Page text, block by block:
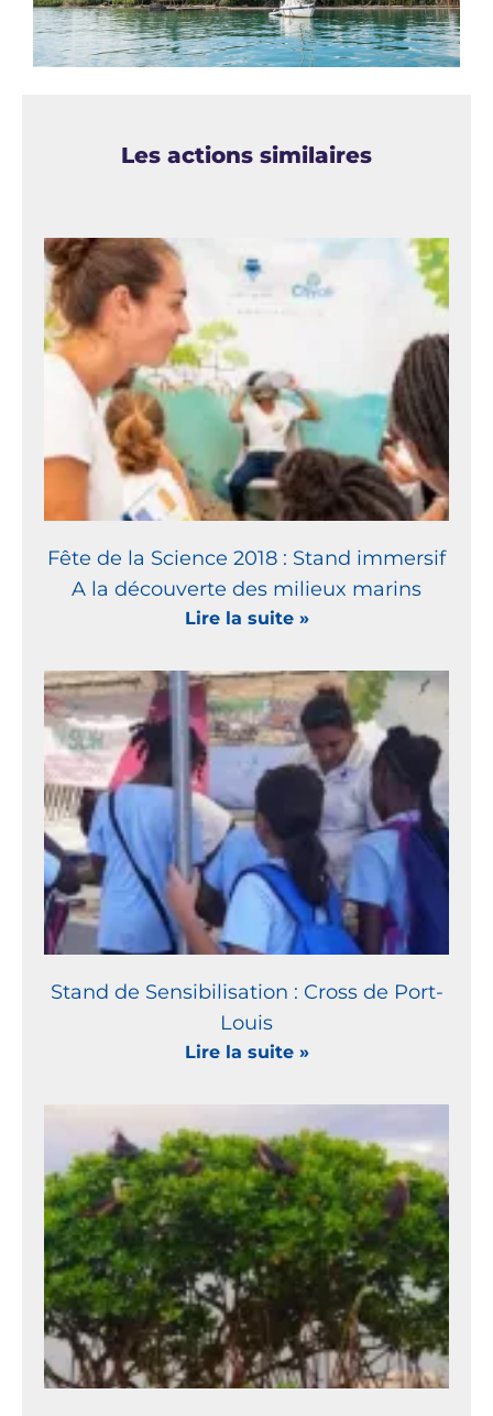
Les actions similaires
Fête de la Science 2018 : Stand immersif
A la découverte des milieux marins
Lire la suite »
Stand de Sensibilisation : Cross de Port-
Louis
Lire la suite »